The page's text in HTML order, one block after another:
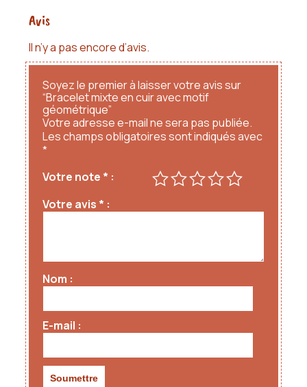
Avis
Il n’y a pas encore d’avis.
Soyez le premier à laisser votre avis sur
“Bracelet mixte en cuir avec motif
géométrique”
Votre adresse e-mail ne sera pas publiée.
Les champs obligatoires sont indiqués avec
*
Votre note *
Votre avis *
Nom
E-mail